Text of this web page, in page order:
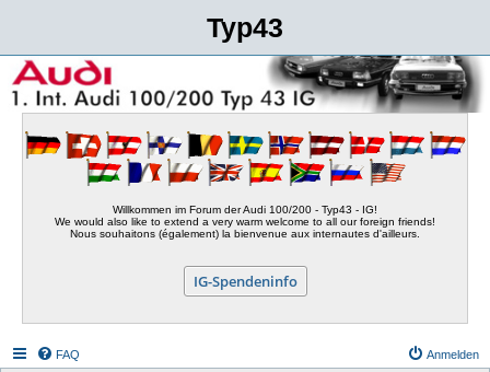
Typ43
Willkommen im Forum der Audi 100/200 - Typ43 - IG!
We would also like to extend a very warm welcome to all our foreign friends!
Nous souhaitons (également) la bienvenue aux internautes d'ailleurs.
IG-Spendeninfo
FAQ Anmelden